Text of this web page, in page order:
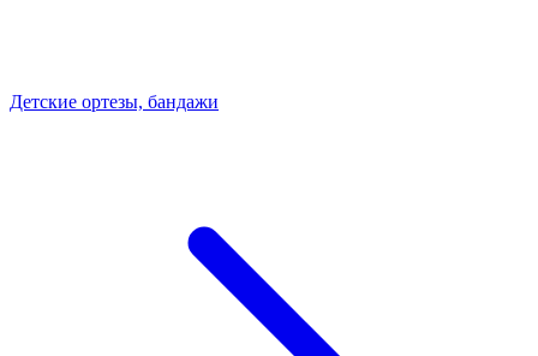
Детские ортезы, бандажи